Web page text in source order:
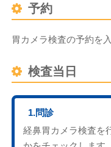
予約
胃カメラ検査の予約を
検査当日
1.問診
経鼻胃カメラ検査を